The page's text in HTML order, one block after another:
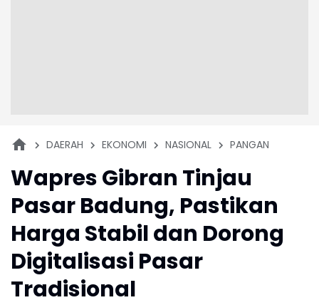
DAERAH EKONOMI NASIONAL PANGAN
Wapres Gibran Tinjau
Pasar Badung, Pastikan
Harga Stabil dan Dorong
Digitalisasi Pasar
Tradisional